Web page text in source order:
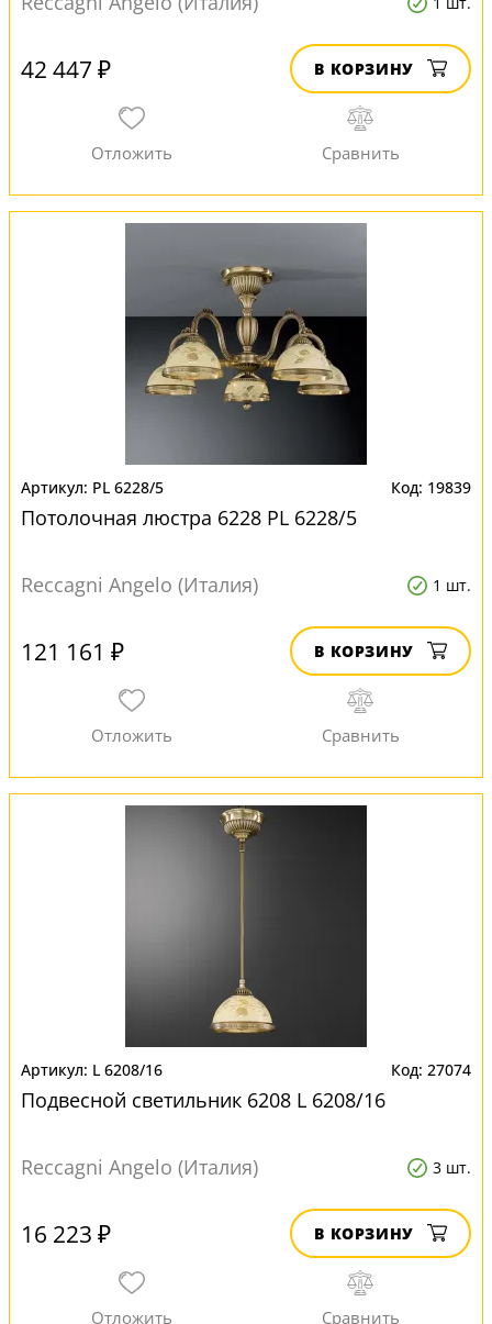
42 447 ₽ В КОРЗИНУ
PL 6228/5 19839
Потолочная люстра 6228 PL 6228/5
Reccagni Angelo (Италия) 1 шт.
121 161 ₽ В КОРЗИНУ
L 6208/16 27074
Подвесной светильник 6208 L 6208/16
Reccagni Angelo (Италия) 3 шт.
16 223 ₽ В КОРЗИНУ